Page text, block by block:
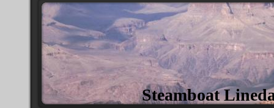
Steamboat